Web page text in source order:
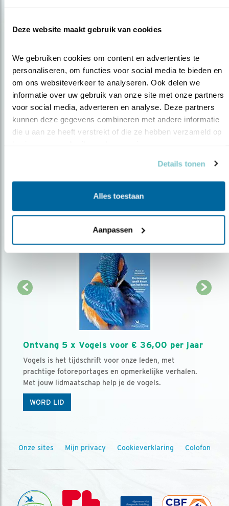
Deze website maakt gebruik van cookies
We gebruiken cookies om content en advertenties te
personaliseren, om functies voor social media te bieden en
om ons websiteverkeer te analyseren. Ook delen we
informatie over uw gebruik van onze site met onze partners
voor social media, adverteren en analyse. Deze partners
kunnen deze gegevens combineren met andere informatie
die u aan ze heeft verstrekt of die ze hebben verzameld op
Details tonen
Alles toestaan
Aanpassen
Op de hoogte blijven?
Meld je aan en ontvang nieuws, inspiratie, acties en tips
over vogels en activiteiten van Vogelbescherming.
AANMELDEN VOGELNIEUWS
Ontvang 5 x Vogels voor € 36,00 per jaar
Vogels is het tijdschrift voor onze leden, met
prachtige fotoreportages en opmerkelijke verhalen.
Met jouw lidmaatschap help je de vogels.
WORD LID
Onze sites Mijn privacy Cookieverklaring Colofon